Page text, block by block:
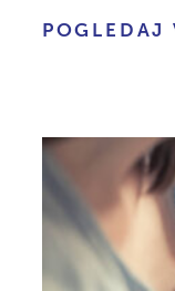
POGLEDAJ